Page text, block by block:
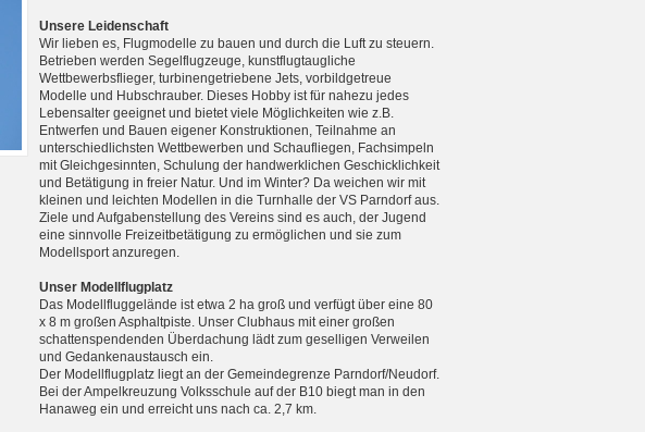
Unsere Leidenschaft
Wir lieben es, Flugmodelle zu bauen und durch die Luft zu steuern.
Betrieben werden Segelflugzeuge, kunstflugtaugliche
Wettbewerbsflieger, turbinengetriebene Jets, vorbildgetreue
Modelle und Hubschrauber. Dieses Hobby ist für nahezu jedes
Lebensalter geeignet und bietet viele Möglichkeiten wie z.B.
Entwerfen und Bauen eigener Konstruktionen, Teilnahme an
unterschiedlichsten Wettbewerben und Schaufliegen, Fachsimpeln
mit Gleichgesinnten, Schulung der handwerklichen Geschicklichkeit
und Betätigung in freier Natur. Und im Winter? Da weichen wir mit
kleinen und leichten Modellen in die Turnhalle der VS Parndorf aus.
Ziele und Aufgabenstellung des Vereins sind es auch, der Jugend
eine sinnvolle Freizeitbetätigung zu ermöglichen und sie zum
Modellsport anzuregen.
Unser Modellflugplatz
Das Modellfluggelände ist etwa 2 ha groß und verfügt über eine 80
x 8 m großen Asphaltpiste. Unser Clubhaus mit einer großen
schattenspendenden Überdachung lädt zum geselligen Verweilen
und Gedankenaustausch ein.
Der Modellflugplatz liegt an der Gemeindegrenze Parndorf/Neudorf.
Bei der Ampelkreuzung Volksschule auf der B10 biegt man in den
Hanaweg ein und erreicht uns nach ca. 2,7 km.